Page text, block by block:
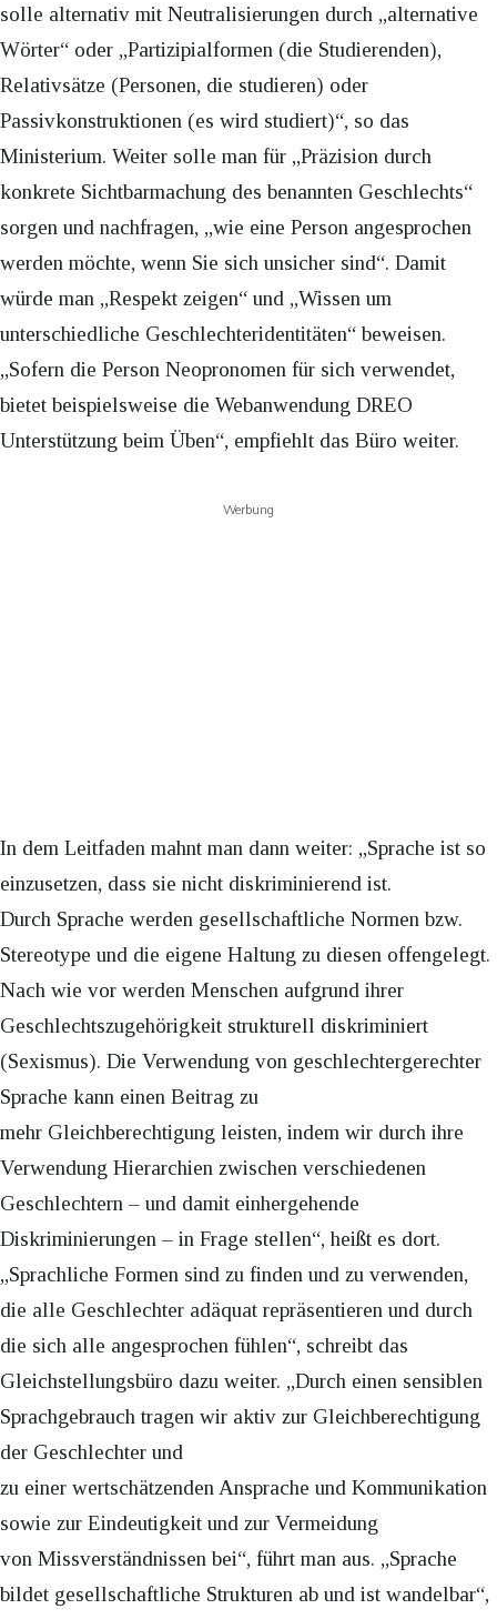
solle alternativ mit Neutralisierungen durch „alternative
Wörter“ oder „Partizipialformen (die Studierenden),
Relativsätze (Personen, die studieren) oder
Passivkonstruktionen (es wird studiert)“, so das
Ministerium. Weiter solle man für „Präzision durch
konkrete Sichtbarmachung des benannten Geschlechts“
sorgen und nachfragen, „wie eine Person angesprochen
werden möchte, wenn Sie sich unsicher sind“. Damit
würde man „Respekt zeigen“ und „Wissen um
unterschiedliche Geschlechteridentitäten“ beweisen.
„Sofern die Person Neopronomen für sich verwendet,
bietet beispielsweise die Webanwendung DREO
Unterstützung beim Üben“, empfiehlt das Büro weiter.
Werbung
In dem Leitfaden mahnt man dann weiter: „Sprache ist so
einzusetzen, dass sie nicht diskriminierend ist.
Durch Sprache werden gesellschaftliche Normen bzw.
Stereotype und die eigene Haltung zu diesen offengelegt.
Nach wie vor werden Menschen aufgrund ihrer
Geschlechtszugehörigkeit strukturell diskriminiert
(Sexismus). Die Verwendung von geschlechtergerechter
Sprache kann einen Beitrag zu
mehr Gleichberechtigung leisten, indem wir durch ihre
Verwendung Hierarchien zwischen verschiedenen
Geschlechtern – und damit einhergehende
Diskriminierungen – in Frage stellen“, heißt es dort.
„Sprachliche Formen sind zu finden und zu verwenden,
die alle Geschlechter adäquat repräsentieren und durch
die sich alle angesprochen fühlen“, schreibt das
Gleichstellungsbüro dazu weiter. „Durch einen sensiblen
Sprachgebrauch tragen wir aktiv zur Gleichberechtigung
der Geschlechter und
zu einer wertschätzenden Ansprache und Kommunikation
sowie zur Eindeutigkeit und zur Vermeidung
von Missverständnissen bei“, führt man aus. „Sprache
bildet gesellschaftliche Strukturen ab und ist wandelbar“,